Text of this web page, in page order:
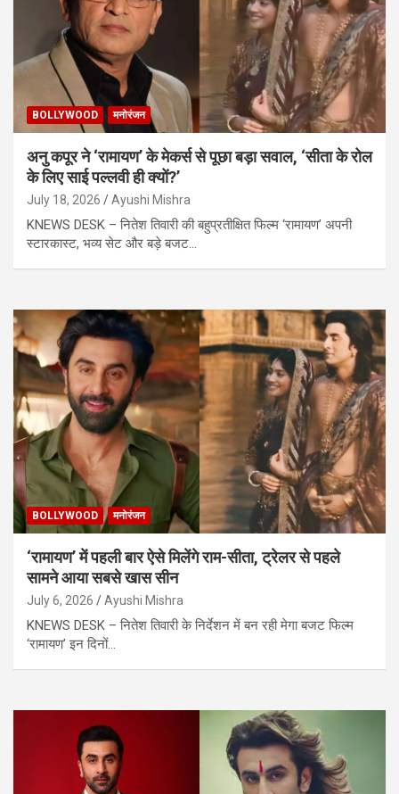
BOLLYWOOD मनोरंजन
अनु कपूर ने ‘रामायण’ के मेकर्स से पूछा बड़ा सवाल, ‘सीता के रोल
के लिए साई पल्लवी ही क्यों?’
July 18, 2026 Ayushi Mishra
KNEWS DESK – नितेश तिवारी की बहुप्रतीक्षित फिल्म ‘रामायण’ अपनी
स्टारकास्ट, भव्य सेट और बड़े बजट…
BOLLYWOOD मनोरंजन
‘रामायण’ में पहली बार ऐसे मिलेंगे राम-सीता, ट्रेलर से पहले
सामने आया सबसे खास सीन
July 6, 2026 Ayushi Mishra
KNEWS DESK – नितेश तिवारी के निर्देशन में बन रही मेगा बजट फिल्म
‘रामायण’ इन दिनों…